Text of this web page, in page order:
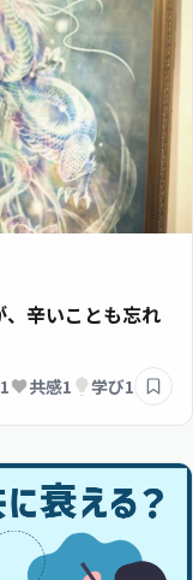
、辛いことも忘れ
1 共感1 学び1